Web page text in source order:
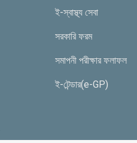
ই-স্বাস্থ্য সেবা
সরকারি ফরম
সমাপনী পরীক্ষার ফলাফল
ই-টেন্ডার(e-GP)